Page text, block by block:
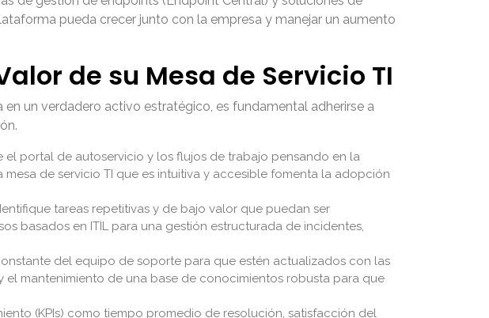
pueda crecer junto con la empresa y manejar un aumento
de su Mesa de Servicio TI
un verdadero activo estratégico, es fundamental adherirse a
el portal de autoservicio y los flujos de trabajo pensando en la
de servicio TI que es intuitiva y accesible fomenta la adopción
tareas repetitivas y de bajo valor que puedan ser
basados en ITIL para una gestión estructurada de incidentes,
del equipo de soporte para que estén actualizados con las
mantenimiento de una base de conocimientos robusta para que
(KPIs) como tiempo promedio de resolución, satisfacción del